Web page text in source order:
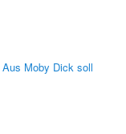
Moby Dick soll